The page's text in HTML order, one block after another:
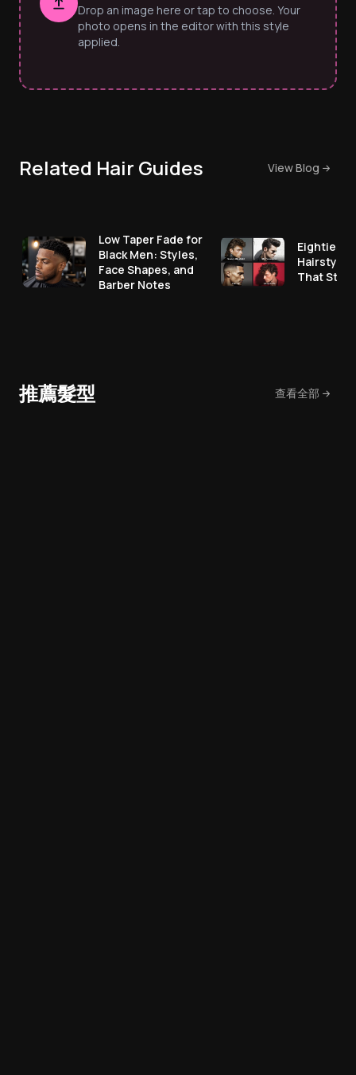
Drop an image here or tap to choose. Your
photo opens in the editor with this style
applied.
Related Hair Guides View Blog
Low Taper Fade for
Black Men: Styles,
Face Shapes, and
Barber Notes
Eighties
That Still
推薦髮型 查看全部